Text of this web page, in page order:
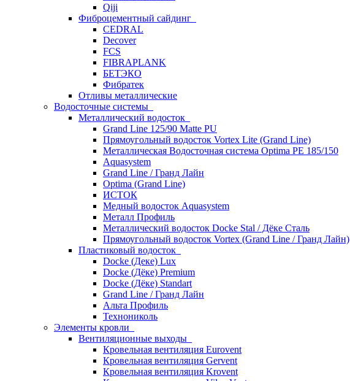
Qiji
Фиброцементный сайдинг
CEDRAL
Decover
FCS
FIBRAPLANK
БЕТЭКО
Фибратек
Отливы металлические
Водосточные системы
Металлический водосток
Grand Line 125/90 Matte PU
Прямоугольный водосток Vortex Lite (Grand Line)
Металлическая Водосточная система Optima PE 185/150
Aquasystem
Grand Line / Гранд Лайн
Optima (Grand Line)
ИСТОК
Медный водосток Aquasystem
Металл Профиль
Металлический водосток Docke Stal / Дёке Сталь
Прямоугольный водосток Vortex (Grand Line / Гранд Лайн)
Пластиковый водосток
Docke (Деке) Lux
Docke (Дёке) Premium
Docke (Дёке) Standart
Grand Line / Гранд Лайн
Альта Профиль
Технониколь
Элементы кровли
Вентиляционные выходы
Кровельная вентиляция Eurovent
Кровельная вентиляция Gervent
Кровельная вентиляция Krovent